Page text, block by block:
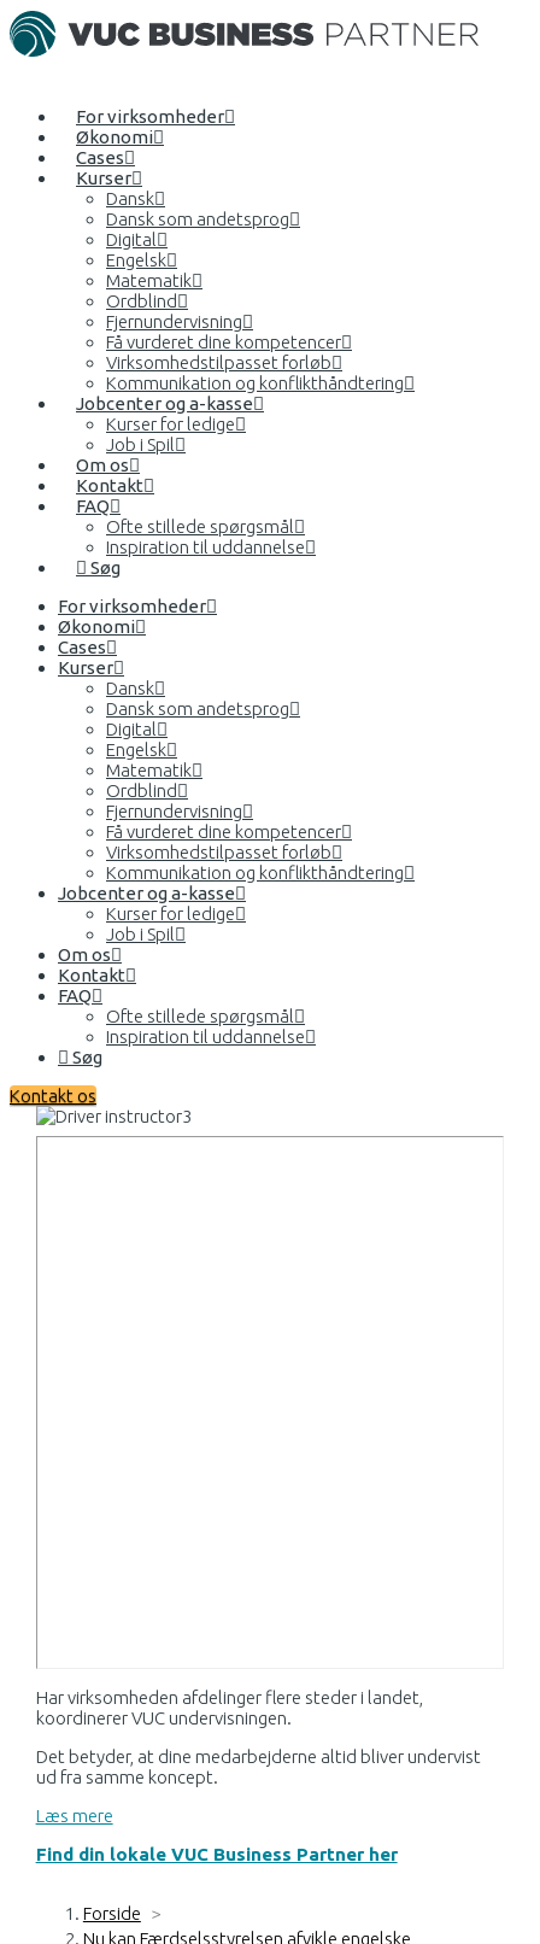
For virksomheder
Økonomi
Cases
Kurser
Dansk
Dansk som andetsprog
Digital
Engelsk
Matematik
Ordblind
Fjernundervisning
Få vurderet dine kompetencer
Virksomhedstilpasset forløb
Kommunikation og konflikthåndtering
Jobcenter og a-kasse
Kurser for ledige
Job i Spil
Om os
Kontakt
FAQ
Ofte stillede spørgsmål
Inspiration til uddannelse
Søg
For virksomheder
Økonomi
Cases
Kurser
Dansk
Dansk som andetsprog
Digital
Engelsk
Matematik
Ordblind
Fjernundervisning
Få vurderet dine kompetencer
Virksomhedstilpasset forløb
Kommunikation og konflikthåndtering
Jobcenter og a-kasse
Kurser for ledige
Job i Spil
Om os
Kontakt
FAQ
Ofte stillede spørgsmål
Inspiration til uddannelse
Søg
Kontakt os
Har virksomheden afdelinger flere steder i landet,
koordinerer VUC undervisningen.
Det betyder, at dine medarbejderne altid bliver undervist
ud fra samme koncept.
Læs mere
Find din lokale VUC Business Partner her
Forside >
Nu kan Færdselsstyrelsen afvikle engelske